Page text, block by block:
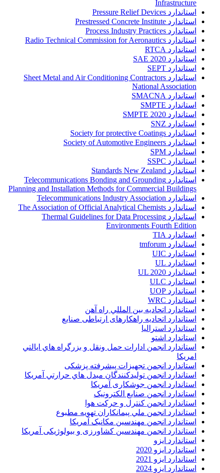
Infrastructure
استاندارد Pressure Relief Devices
استاندارد Prestressed Concrete Institute
استاندارد Process Industry Practices
استاندارد Radio Technical Commission for Aeronautics
استاندارد RTCA
استاندارد SAE 2020
استاندارد SEPT
استاندارد Sheet Metal and Air Conditioning Contractors
National Association
استاندارد SMACNA
استاندارد SMPTE
استاندارد SMPTE 2020
استاندارد SNZ
استاندارد Society for protective Coatings
استاندارد Society of Automotive Engineers
استاندارد SPM
استاندارد SSPC
استاندارد Standards New Zealand
استاندارد Telecommunications Bonding and Grounding
Planning and Installation Methods for Commercial Buildings
استاندارد Telecommunications Industry Association
استاندارد The Association of Official Analytical Chemists
استاندارد Thermal Guidelines for Data Processing
Environments Fourth Edition
استاندارد TIA
استاندارد tmforum
استاندارد UIC
استاندارد UL
استاندارد UL 2020
استاندارد ULC
استاندارد UOP
استاندارد WRC
استاندارد اتحاديه بين المللي راه آهن
استاندارد اتحادیه راهکارهای ارتباطی صنایع
استاندارد استرالیا
استاندارد اشتو
استاندارد انجمن ادارات حمل ونقل و بزرگراه هاي ايالتي
امريکا
استاندارد انجمن تجهیزات پیشرفته پزشکی
استاندارد انجمن توليدکنندگان مبدل هاي حرارتي آمريکا
استاندارد انجمن جوشکاری آمریکا
استاندارد انجمن صنايع الکترونيک
استاندارد انجمن کنترل و حرکت هوا
استاندارد انجمن ملي پيمانکاران تهويه مطبوع
استاندارد انجمن مهندسين مکانيک آمريکا
استاندارد انجمن مهندسین کشاورزی و بیولوژیکی آمریکا
استاندارد ایزو
استاندارد ایزو 2020
استاندارد ایزو 2021
استاندارد ایزو 2024